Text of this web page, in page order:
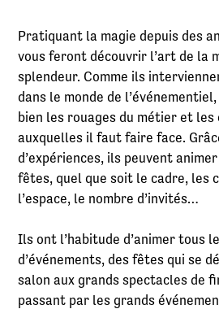
Pratiquant la magie depuis des
vous feront découvrir l’art de la
splendeur. Comme ils
dans le monde de
bien les rouages du métier et
auxquelles il faut faire face.
d’expériences, ils peuvent
fêtes, quel que soit le cadre, les
l’espace, le nombre d’invités…
Ils ont l’habitude d’animer tous
d’événements, des fêtes qui se
salon aux grands spectacles de
passant par les grands